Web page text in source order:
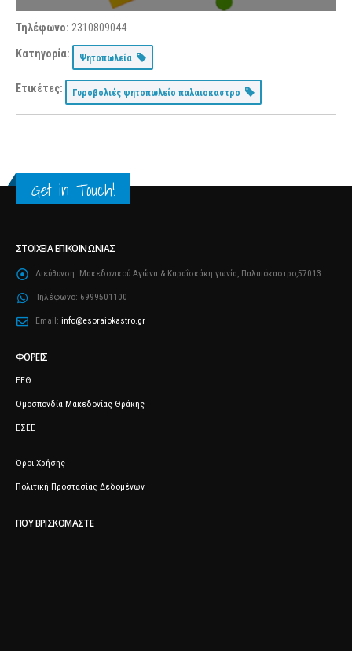
Τηλέφωνο: 2310809044
Κατηγορία: Ψητοπωλεία
Ετικέτες: Γυροβολιές ψητοπωλείο παλαιοκαστρο
Get in Touch!
ΣΤΟΙΧΕΊΑ ΕΠΙΚΟΙΝΩΝΊΑΣ
Διεύθυνση: Μακεδονικού Αγώνα & Καραΐσκάκη γωνία, Παλαιόκαστρο,57013
Τηλέφωνο: 6999501100
Email: info@esoraiokastro.gr
ΦΟΡΕΊΣ
ΕΕΘ
Ομοσπονδία Μακεδονίας Θράκης
ΕΣΕΕ
Όροι Χρήσης
Πολιτική Προστασίας Δεδομένων
ΠΟΥ ΒΡΙΣΚΌΜΑΣΤΕ